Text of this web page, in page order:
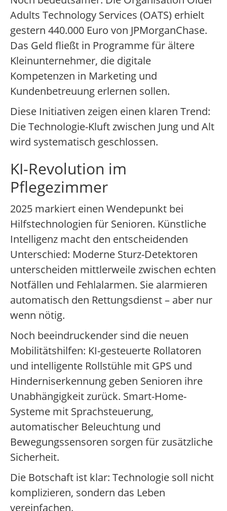
Adults Technology Services (OATS) erhielt
gestern 440.000 Euro von JPMorganChase.
Das Geld fließt in Programme für ältere
Kleinunternehmer, die digitale
Kompetenzen in Marketing und
Kundenbetreuung erlernen sollen.
Diese Initiativen zeigen einen klaren Trend:
Die Technologie-Kluft zwischen Jung und Alt
wird systematisch geschlossen.
KI-Revolution im
Pflegezimmer
2025 markiert einen Wendepunkt bei
Hilfstechnologien für Senioren. Künstliche
Intelligenz macht den entscheidenden
Unterschied: Moderne Sturz-Detektoren
unterscheiden mittlerweile zwischen echten
Notfällen und Fehlalarmen. Sie alarmieren
automatisch den Rettungsdienst – aber nur
wenn nötig.
Noch beeindruckender sind die neuen
Mobilitätshilfen: KI-gesteuerte Rollatoren
und intelligente Rollstühle mit GPS und
Hinderniserkennung geben Senioren ihre
Unabhängigkeit zurück. Smart-Home-
Systeme mit Sprachsteuerung,
automatischer Beleuchtung und
Bewegungssensoren sorgen für zusätzliche
Sicherheit.
Die Botschaft ist klar: Technologie soll nicht
komplizieren, sondern das Leben
vereinfachen.